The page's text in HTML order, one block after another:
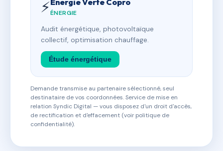
⚡Énergie Verte Copro
ÉNERGIE
Audit énergétique, photovoltaïque
collectif, optimisation chauffage.
Étude énergétique
Demande transmise au partenaire sélectionné, seul
destinataire de vos coordonnées. Service de mise en
relation Syndic Digital — vous disposez d'un droit d'accès,
de rectification et d'effacement (voir politique de
confidentialité).